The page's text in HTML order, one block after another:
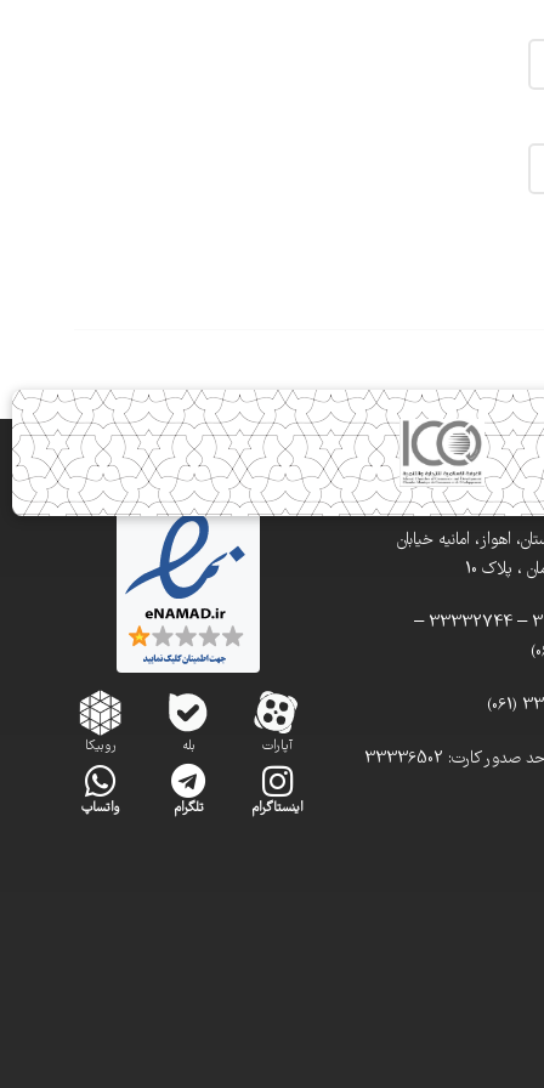
اهواز، امانیه خیابان
، پلاک 10
تلفن: 33332900 – 33332744 –
تلفن مستقیم واحد صدور کارت: 33336502 آپارات بله روبیکا
اینستاگرام تلگرام واتساپ